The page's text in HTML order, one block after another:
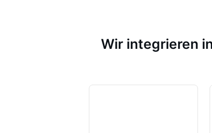
Wir integrieren